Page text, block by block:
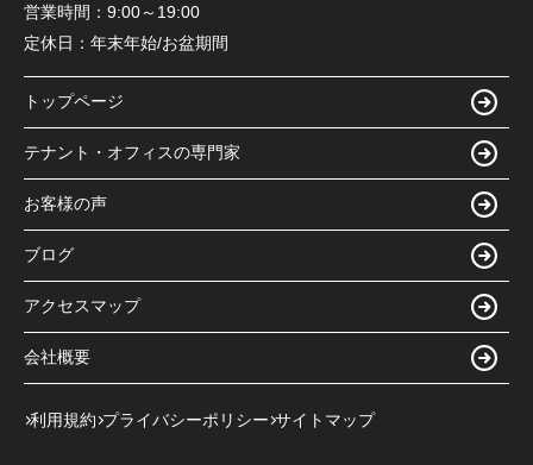
営業時間： 9:00～19:00
定休日： 年末年始/お盆期間
トップページ
テナント・オフィスの専門家
お客様の声
ブログ
アクセスマップ
会社概要
利用規約 プライバシーポリシー サイトマップ